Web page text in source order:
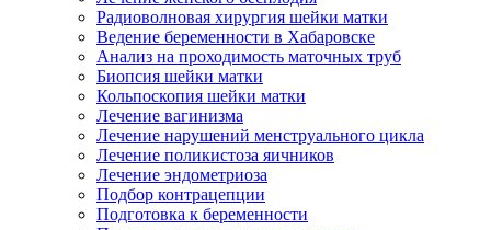
Радиоволновая хирургия шейки матки
Ведение беременности в Хабаровске
Анализ на проходимость маточных труб
Биопсия шейки матки
Кольпоскопия шейки матки
Лечение вагинизма
Лечение нарушений менструального цикла
Лечение поликистоза яичников
Лечение эндометриоза
Подбор контрацепции
Подготовка к беременности